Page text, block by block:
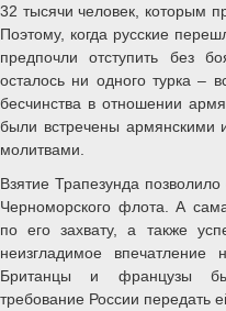
32 тысячи человек, которым
Поэтому, когда русские
предпочли отступить без
осталось ни одного турка –
бесчинства в отношении
были встречены армянскими
молитвами.
Взятие Трапезунда
Черноморского флота. А
по его захвату, а также
неизгладимое впечатление
Британцы и французы
требование России передать